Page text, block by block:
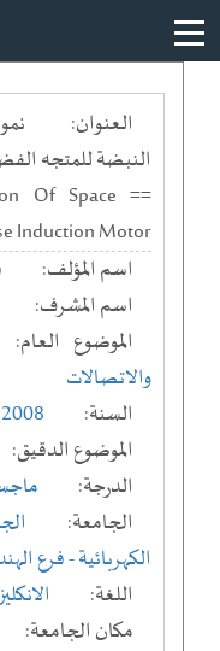
العنوان:
النبضة للمتجه
Of Space
Induction Motor
اسم المؤلف:
اسم المشرف:
الموضوع العام:
والاتصالات
السنة:
2008
الموضوع الدقيق:
الدرجة:
الجامعة:
الكهربائية- فرع
اللغة:
مكان الجامعة: